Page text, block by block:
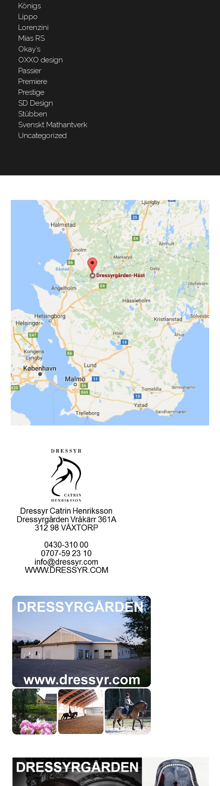
Königs
Lippo
Lorenzini
Mias RS
Okay’s
OXXO design
Passier
Premiere
Prestige
SD Design
Stübben
Svenskt Mathantverk
Uncategorized